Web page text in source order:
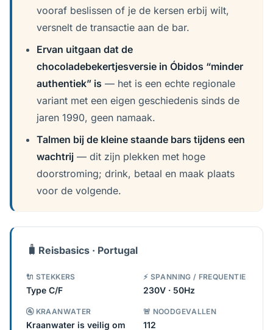
vooraf beslissen of je de kersen erbij wilt,
versnelt de transactie aan de bar.
Ervan uitgaan dat de
chocoladebekertjesversie in Óbidos “minder
authentiek” is — het is een echte regionale
variant met een eigen geschiedenis sinds de
jaren 1990, geen namaak.
Talmen bij de kleine staande bars tijdens een
wachtrij — dit zijn plekken met hoge
doorstroming; drink, betaal en maak plaats
voor de volgende.
🧳 Reisbasics · Portugal
🔌 STEKKERS
Type C/F
⚡ SPANNING / FREQUENTIE
230V · 50Hz
🚰 KRAANWATER
Kraanwater is veilig om
🚨 NOODGEVALLEN
112